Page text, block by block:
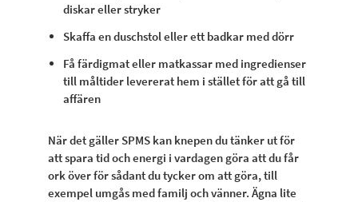
diskar eller stryker
Skaffa en duschstol eller ett badkar med dörr
Få färdigmat eller matkassar med ingredienser
till måltider levererat hem i stället för att gå till
affären
När det gäller SPMS kan knepen du tänker ut för
att spara tid och energi i vardagen göra att du får
ork över för sådant du tycker om att göra, till
exempel umgås med familj och vänner. Ägna lite